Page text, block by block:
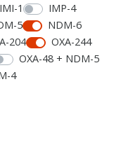
IMI-1
IMP-4
5
NDM-6
204
OXA-244
OXA-48 + NDM-5
4